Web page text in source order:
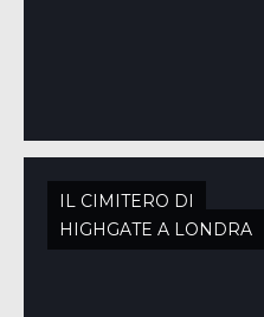
IL CIMITERO DI
HIGHGATE A LONDRA